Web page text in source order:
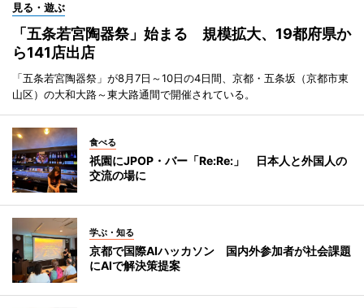
見る・遊ぶ
「五条若宮陶器祭」始まる 規模拡大、19都府県か
ら141店出店
「五条若宮陶器祭」が8月7日～10日の4日間、京都・五条坂（京都市東
山区）の大和大路～東大路通間で開催されている。
食べる
祇園にJPOP・バー「Re:Re:」 日本人と外国人の
交流の場に
学ぶ・知る
京都で国際AIハッカソン 国内外参加者が社会課題
にAIで解決策提案